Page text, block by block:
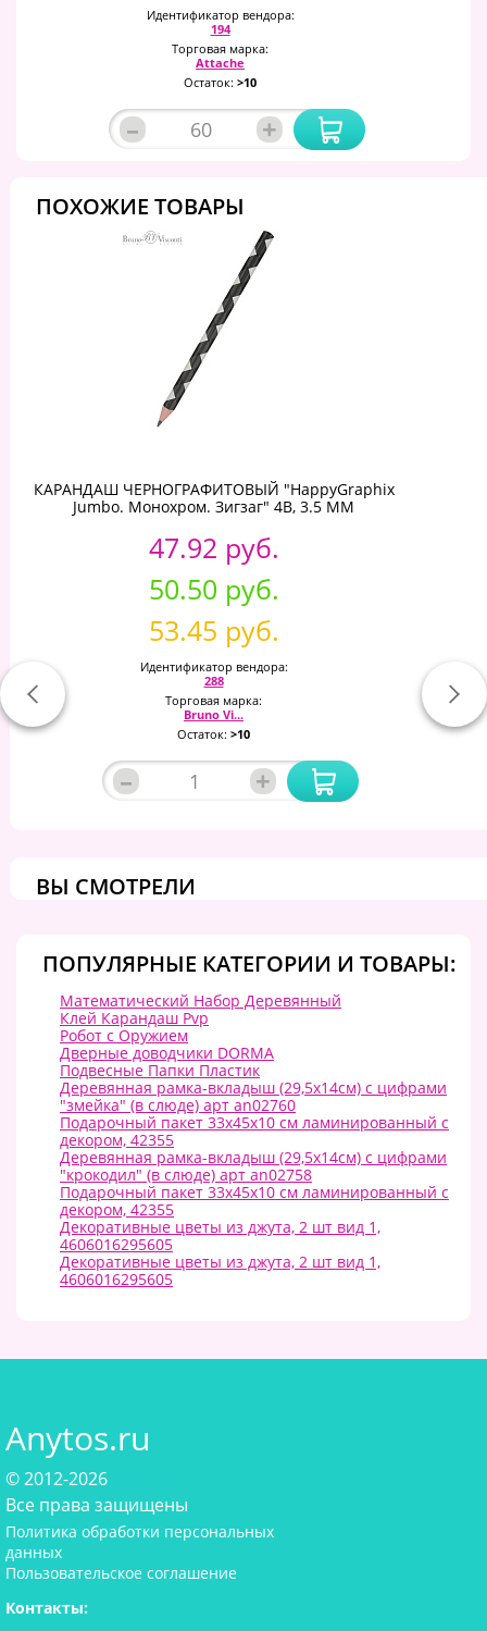
Идентификатор вендора:
194
Торговая марка:
Attache
Остаток: >10
– +
ПОХОЖИЕ ТОВАРЫ
КАРАНДАШ ЧЕРНОГРАФИТОВЫЙ "HappyGraphix
Jumbo. Монохром. Зигзаг" 4В, 3.5 MM
47.92 руб.
50.50 руб.
53.45 руб.
Идентификатор вендора:
288
Торговая марка:
Bruno Vi...
Остаток: >10
– +
ВЫ СМОТРЕЛИ
ПОПУЛЯРНЫЕ КАТЕГОРИИ И ТОВАРЫ:
Математический Набор Деревянный
Клей Карандаш Pvp
Робот с Оружием
Дверные доводчики DORMA
Подвесные Папки Пластик
Деревянная рамка-вкладыш (29,5x14см) с цифрами
"змейка" (в слюде) арт an02760
Подарочный пакет 33х45х10 см ламинированный с
декором, 42355
Деревянная рамка-вкладыш (29,5x14см) с цифрами
"крокодил" (в слюде) арт an02758
Подарочный пакет 33х45х10 см ламинированный с
декором, 42355
Декоративные цветы из джута, 2 шт вид 1,
4606016295605
Декоративные цветы из джута, 2 шт вид 1,
4606016295605
Anytos.ru
© 2012-2026
Все права защищены
Политика обработки персональных
данных
Пользовательское соглашение
Контакты: